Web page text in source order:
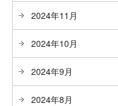
2024年11月
2024年10月
2024年9月
2024年8月